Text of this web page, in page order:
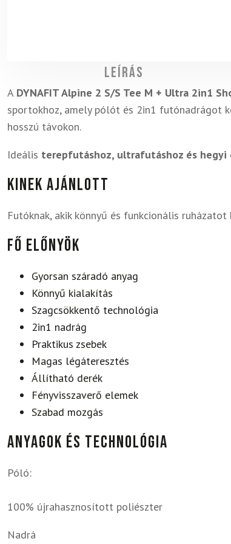
Leírás
A DYNAFIT Alpine 2 S/S Tee M + Ultra 2in1
sportokhoz, amely pólót és 2in1 futónadrágot
hosszú távokon.
Ideális terepfutáshoz, ultrafutáshoz és hegyi
Kinek ajánlott
Futóknak, akik könnyű és funkcionális ruházatot
Fő előnyök
Gyorsan száradó anyag
Könnyű kialakítás
Szagcsökkentő technológia
2in1 nadrág
Praktikus zsebek
Magas légáteresztés
Állítható derék
Fényvisszaverő elemek
Szabad mozgás
Anyagok és technológia
Póló:
100% újrahasznosított poliészter
Nadrá